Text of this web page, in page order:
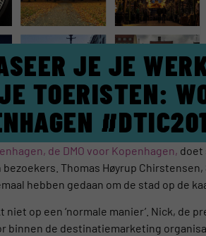
JE JE
TOERISTEN:
de DMO voor Kopenhagen, doet
Thomas Høyrup
hebben gedaan om de stad op de
niet op een ‘normale manier’. Nick,
binnen de destinatiemarketing